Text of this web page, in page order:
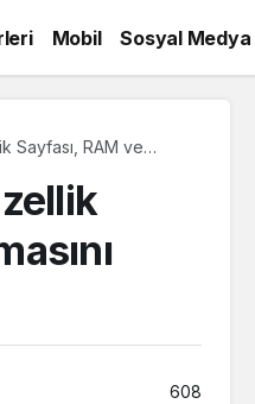
Mobil Sosyal Medya
Sayfası, RAM ve
608